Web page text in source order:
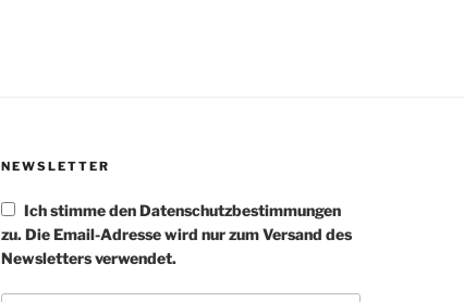
NEWSLETTER
Ich stimme den Datenschutzbestimmungen
zu. Die Email-Adresse wird nur zum Versand des
Newsletters verwendet.